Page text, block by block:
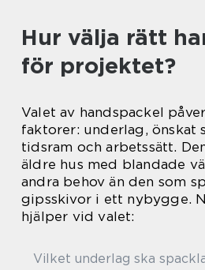
Hur välja rätt
för projektet?
Valet av handspackel
faktorer: underlag, önskat
tidsram och arbetssätt.
äldre hus med blandade
andra behov än den som
gipsskivor i ett nybygge.
hjälper vid valet:
Vilket underlag ska